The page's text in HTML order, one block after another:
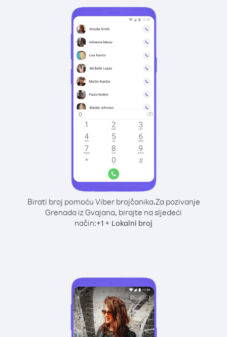
Birati broj pomoću Viber brojčanika.Za pozivanje
Grenada iz Gvajana, birajte na sljedeći
način:+1 + Lokalni broj